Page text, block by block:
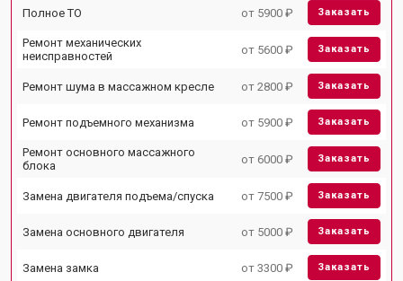
Полное ТО от 5900 ₽ Заказать
Ремонт механических
неисправностей
от 5600 ₽ Заказать
Ремонт шума в массажном кресле от 2800 ₽ Заказать
Ремонт подъемного механизма от 5900 ₽ Заказать
Ремонт основного массажного
блока
от 6000 ₽ Заказать
Замена двигателя подъема/спуска от 7500 ₽ Заказать
Замена основного двигателя от 5000 ₽ Заказать
Замена замка от 3300 ₽ Заказать